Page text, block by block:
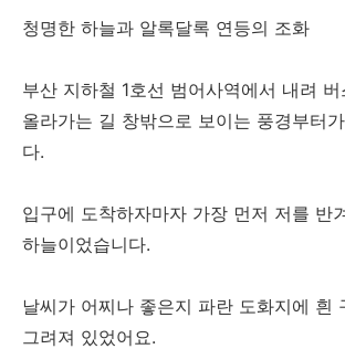
청명한 하늘과 알록달록 연등의 조화
부산 지하철 1호선 범어사역에서 내려
올라가는 길 창밖으로 보이는 풍경부터
다.
입구에 도착하자마자 가장 먼저 저를 반
하늘이었습니다.
날씨가 어찌나 좋은지 파란 도화지에 흰
그려져 있었어요.